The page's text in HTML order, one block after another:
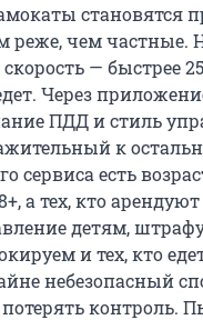
становятся
реже, чем частные.
— быстрее
Через
ПДД и стиль
к
сервиса есть
а тех, кто
детям,
и тех, кто
небезопасный
контроль.